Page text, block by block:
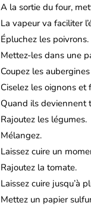
A la sortie du four,
La vapeur va faciliter
Épluchez les poivrons.
Mettez-les dans une
Coupez les
Ciselez les oignons et
Quand ils deviennent
Rajoutez les légumes.
Mélangez.
Laissez cuire un
Rajoutez la tomate.
Laissez cuire jusqu’à
Mettez un papier